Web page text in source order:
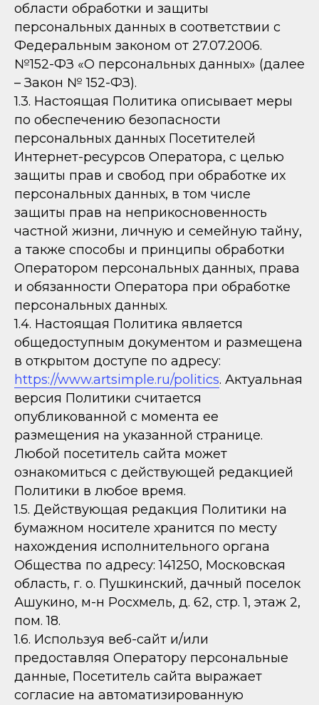
области обработки и защиты
персональных данных в соответствии с
Федеральным законом от 27.07.2006.
№152-ФЗ «О персональных данных» (далее
– Закон № 152-ФЗ).
1.3. Настоящая Политика описывает меры
по обеспечению безопасности
персональных данных Посетителей
Интернет-ресурсов Оператора, с целью
защиты прав и свобод при обработке их
персональных данных, в том числе
защиты прав на неприкосновенность
частной жизни, личную и семейную тайну,
а также способы и принципы обработки
Оператором персональных данных, права
и обязанности Оператора при обработке
персональных данных.
1.4. Настоящая Политика является
общедоступным документом и размещена
в открытом доступе по адресу:
https://www.artsimple.ru/politics. Актуальная
версия Политики считается
опубликованной с момента ее
размещения на указанной странице.
Любой посетитель сайта может
ознакомиться с действующей редакцией
Политики в любое время.
1.5. Действующая редакция Политики на
бумажном носителе хранится по месту
нахождения исполнительного органа
Общества по адресу: 141250, Московская
область, г. о. Пушкинский, дачный поселок
Ашукино, м-н Росхмель, д. 62, стр. 1, этаж 2,
пом. 18.
1.6. Используя веб-сайт и/или
предоставляя Оператору персональные
данные, Посетитель сайта выражает
согласие на автоматизированную